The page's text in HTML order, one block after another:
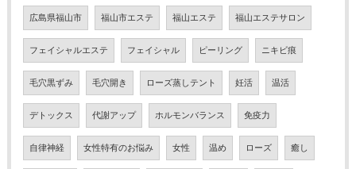
広島県福山市 福山市エステ 福山エステ 福山エステサロン
フェイシャルエステ フェイシャル ピーリング ニキビ痕
毛穴黒ずみ 毛穴開き ローズ蒸しテント 妊活 温活
デトックス 代謝アップ ホルモンバランス 免疫力
自律神経 女性特有のお悩み 女性 温め ローズ 癒し